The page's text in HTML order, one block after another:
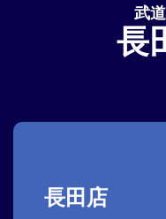
武
長
長田店